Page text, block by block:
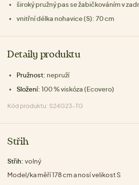
široký pružný pas se žabičkováním v
vnitřní délka nohavice (S): 70 cm
Detaily produktu
Pružnost: nepruží
Složení: 100 % viskóza (Ecovero)
Kód produktu: S24G23-TG
Střih
Střih: volný
Model/ka měří 178 cm a nosí velikost S